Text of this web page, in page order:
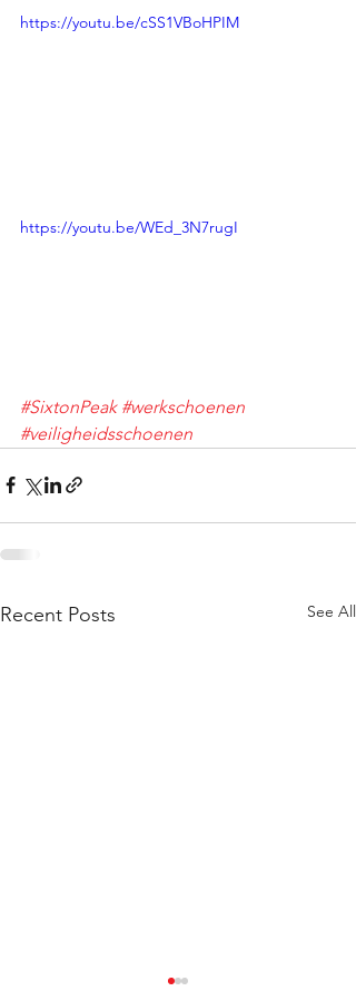
https://youtu.be/cSS1VBoHPIM
https://youtu.be/WEd_3N7rugI
#SixtonPeak #werkschoenen
#veiligheidsschoenen
Recent Posts See All